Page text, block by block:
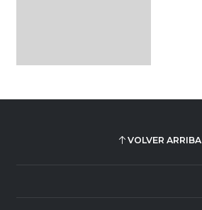
VOLVER ARRIBA